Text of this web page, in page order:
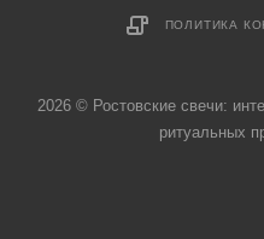
ПОЛИТИКА
2026 © Ростовские свечи:
ритуальных